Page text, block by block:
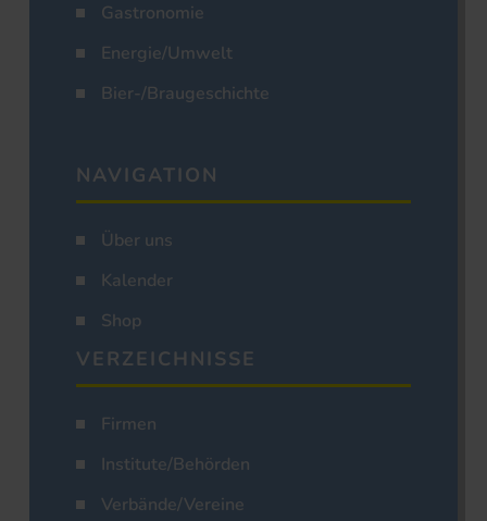
Gastronomie
Energie/Umwelt
Bier-/Braugeschichte
NAVIGATION
Über uns
Kalender
Shop
VERZEICHNISSE
Firmen
Institute/Behörden
Verbände/Vereine